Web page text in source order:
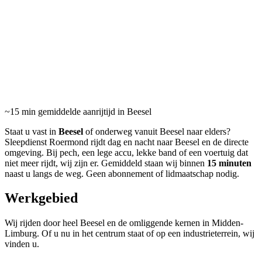
~15 min gemiddelde aanrijtijd in Beesel
Staat u vast in Beesel of onderweg vanuit Beesel naar elders?
Sleepdienst Roermond rijdt dag en nacht naar Beesel en de directe
omgeving. Bij pech, een lege accu, lekke band of een voertuig dat
niet meer rijdt, wij zijn er. Gemiddeld staan wij binnen 15 minuten
naast u langs de weg. Geen abonnement of lidmaatschap nodig.
Werkgebied
Wij rijden door heel Beesel en de omliggende kernen in Midden-
Limburg. Of u nu in het centrum staat of op een industrieterrein, wij
vinden u.